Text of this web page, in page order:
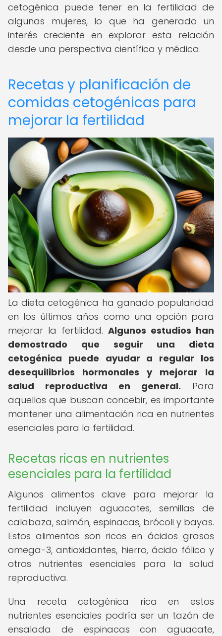
cetogénica puede tener en la fertilidad de
algunas mujeres, lo que ha generado un
interés creciente en explorar esta relación
desde una perspectiva científica y médica.
Recetas y planificación de
comidas cetogénicas para
mejorar la fertilidad
La dieta cetogénica ha ganado popularidad
en los últimos años como una opción para
mejorar la fertilidad. Algunos estudios han
demostrado que seguir una dieta
cetogénica puede ayudar a regular los
desequilibrios hormonales y mejorar la
salud reproductiva en general. Para
aquellos que buscan concebir, es importante
mantener una alimentación rica en nutrientes
esenciales para la fertilidad.
Recetas ricas en nutrientes
esenciales para la fertilidad
Algunos alimentos clave para mejorar la
fertilidad incluyen aguacates, semillas de
calabaza, salmón, espinacas, brócoli y bayas.
Estos alimentos son ricos en ácidos grasos
omega-3, antioxidantes, hierro, ácido fólico y
otros nutrientes esenciales para la salud
reproductiva.
Una receta cetogénica rica en estos
nutrientes esenciales podría ser un tazón de
ensalada de espinacas con aguacate,